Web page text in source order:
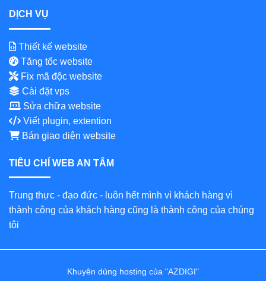
DỊCH VỤ
Thiết kế website
Tăng tốc website
Fix mã độc website
Cài đặt vps
Sửa chữa website
Viết plugin, extention
Bán giao diện website
TIÊU CHÍ WEB AN TÂM
Trung thực - đạo đức - luôn hết mình vì khách hàng vì
thành công của khách hàng cũng là thành công của chúng
tôi
Khuyên dùng hosting của "AZDIGI"